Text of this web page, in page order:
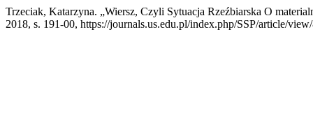
Trzeciak, Katarzyna. „Wiersz, Czyli Sytuacja Rzeźbiarska O
2018, s. 191-00, https://journals.us.edu.pl/index.php/SSP/article/